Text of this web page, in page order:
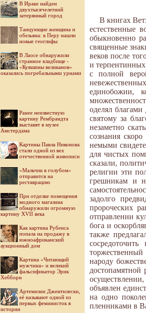
В Ираке найден
двухтысячелетний
затерянный город
Танцующие женщина и
обезьяна: в Перу нашли
новые геоглифы
В Лаосе обнаружили
странное кладбище -
«Кувшины великанов»
оказались погребальными урнами
Ранее неизвестную
картину Рембрандта
выставят в музее
Амстердама
Картины Павла Никонова
стали одной из вех
отечественной живописи
«Мальчик в голубом»
отправится на
реставрацию
При отделке помещения
модного магазина
обнаружили огромную
картину XVII века
Как картина Рубенса
попала на продажу в
южноафриканский
аукционный дом
Картина «Читающий
мужчина» и великий
фальсификатор Эрик
Хебборн
Артемизии Джентилески,
её называют одной из
первых феминисток в
истории
В книгах
естественные
обыкновенно
священные
веков после
и терпентинных
с полной
единобожии,
оделял
святому за
незаметно
сознания
немыми
для чистых
сказали,
религии эти
грешникам и
задолго
пророческих
отправлении
бога и
также
народу
достопамятной
объявлен
на одно
пленниками в